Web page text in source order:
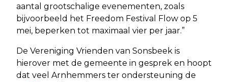
aantal grootschalige evenementen, zoals
bijvoorbeeld het Freedom Festival Flow op 5
mei, beperken tot maximaal vier per jaar.”
De Vereniging Vrienden van Sonsbeek is
hierover met de gemeente in gesprek en hoopt
dat veel Arnhemmers ter ondersteuning de